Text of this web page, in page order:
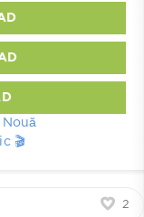
🎬
2